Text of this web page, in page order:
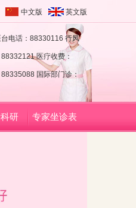
中文版 英文版
电话：88330116 行风
医疗收费：
国际部门诊：
研 专家坐诊表